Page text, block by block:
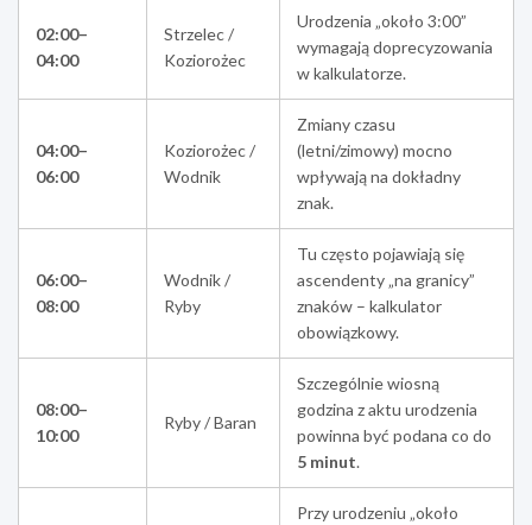
02:00–
04:00
Strzelec /
Koziorożec
Urodzenia „około 3:00”
wymagają doprecyzowania
w kalkulatorze.
04:00–
06:00
Koziorożec /
Wodnik
Zmiany czasu
(letni/zimowy) mocno
wpływają na dokładny
znak.
06:00–
08:00
Wodnik /
Ryby
Tu często pojawiają się
ascendenty „na granicy”
znaków – kalkulator
obowiązkowy.
08:00–
10:00
Ryby / Baran
Szczególnie wiosną
godzina z aktu urodzenia
powinna być podana co do
5 minut.
Przy urodzeniu „około